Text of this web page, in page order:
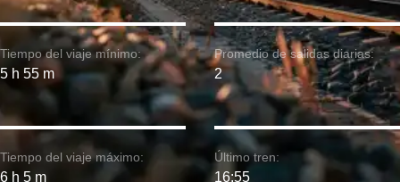
Tiempo del viaje mínimo:
5 h 55 m
Tiempo del viaje máximo:
6 h 5 m
Promedio de salidas diarias:
2
Último tren:
16:55